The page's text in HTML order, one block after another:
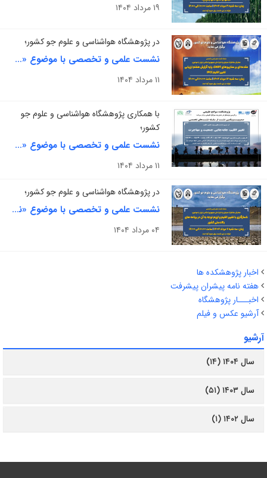
۱۹ مرداد ۱۴۰۴
در پژوهشگاه هواشناسی و علوم جو کشور؛
نشست علمی و تخصصی با موضوع «مقدمه ‌ای بر سناریوهای CMIP۷، پایه گزارش هفتم ارزیابی تغییر اقلیم IPCC» برگزار می شود
۱۱ مرداد ۱۴۰۴
با همکاری پژوهشگاه هواشناسی و علوم جو
کشور؛
نشست علمی و تخصصی با موضوع «تغییر اقلیم، جابه جایی جمعیت و مهاجرت» برگزار می شود
۱۱ مرداد ۱۴۰۴
در پژوهشگاه هواشناسی و علوم جو کشور؛
نشست علمی و تخصصی با موضوع «ناسازگاری با تغییر اقلیم و لزوم توجه به آن در برنامه های بالادستی کشور» برگزار می شود
۰۴ مرداد ۱۴۰۴
اخبار پژوهشکده ها
هفته نامه پیشران پیشرفت
اخبـــار پژوهشگاه
آرشیو عکس و فیلم
آرشیو
سال ۱۴۰۴ (۱۴)
سال ۱۴۰۳ (۵۱)
سال ۱۴۰۲ (۱)